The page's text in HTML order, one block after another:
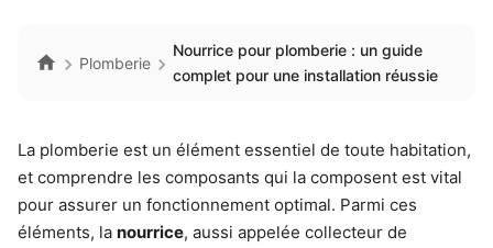
Plomberie
Nourrice pour plomberie : un guide
complet pour une installation réussie
La plomberie est un élément essentiel de toute habitation,
et comprendre les composants qui la composent est vital
pour assurer un fonctionnement optimal. Parmi ces
éléments, la nourrice, aussi appelée collecteur de